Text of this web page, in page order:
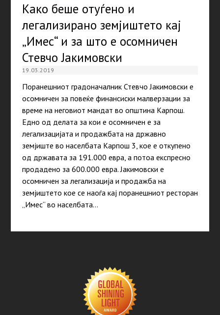
Како беше отуѓено и
легализирано земјиштето кај
„Имес“ и за што е осомничен
Стевчо Јакимовски
19.03.2019
Поранешниот градоначалник Стевчо Јакимовски е
осомничен за повеќе финансиски малверзации за
време на неговиот мандат во општина Карпош.
Едно од делата за кои е осомничен е за
легализацијата и продажбата на државно
земјиште во населбата Карпош 3, кое е откупено
од државата за 191.000 евра, а потоа експресно
продадено за 600.000 евра. Јакимовски е
осомничен за легализација и продажба на
земјиштето кое се наоѓа кај поранешниот ресторан
„Имес“ во населбата…